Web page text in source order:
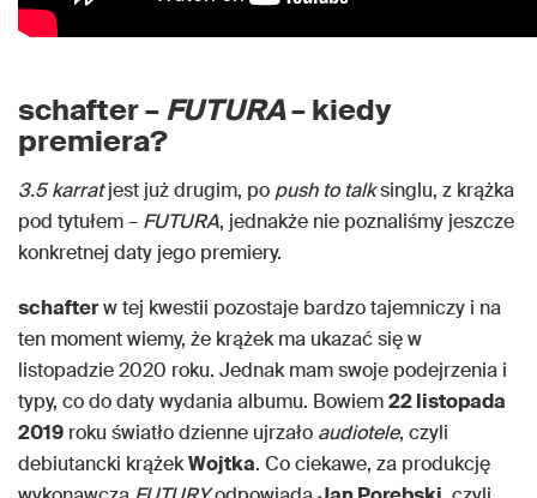
schafter –FUTURA– kiedy
premiera?
3.5 karratjest już drugim, po push to talksinglu, z krążka
pod tytułem – FUTURA, jednakże nie poznaliśmy jeszcze
konkretnej daty jego premiery.
schafterw tej kwestii pozostaje bardzo tajemniczy i na
ten moment wiemy, że krążek ma ukazać się w
listopadzie 2020 roku. Jednak mam swoje podejrzenia i
typy, co do daty wydania albumu. Bowiem22 listopada
2019 roku światło dzienne ujrzało audiotele, czyli
debiutancki krążekWojtka. Co ciekawe, za produkcję